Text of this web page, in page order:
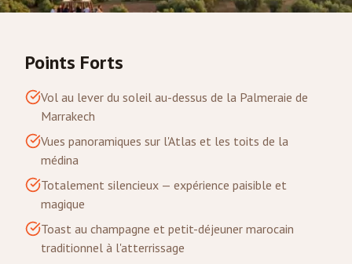
Points Forts
Vol au lever du soleil au-dessus de la Palmeraie de
Marrakech
Vues panoramiques sur l'Atlas et les toits de la
médina
Totalement silencieux — expérience paisible et
magique
Toast au champagne et petit-déjeuner marocain
traditionnel à l'atterrissage